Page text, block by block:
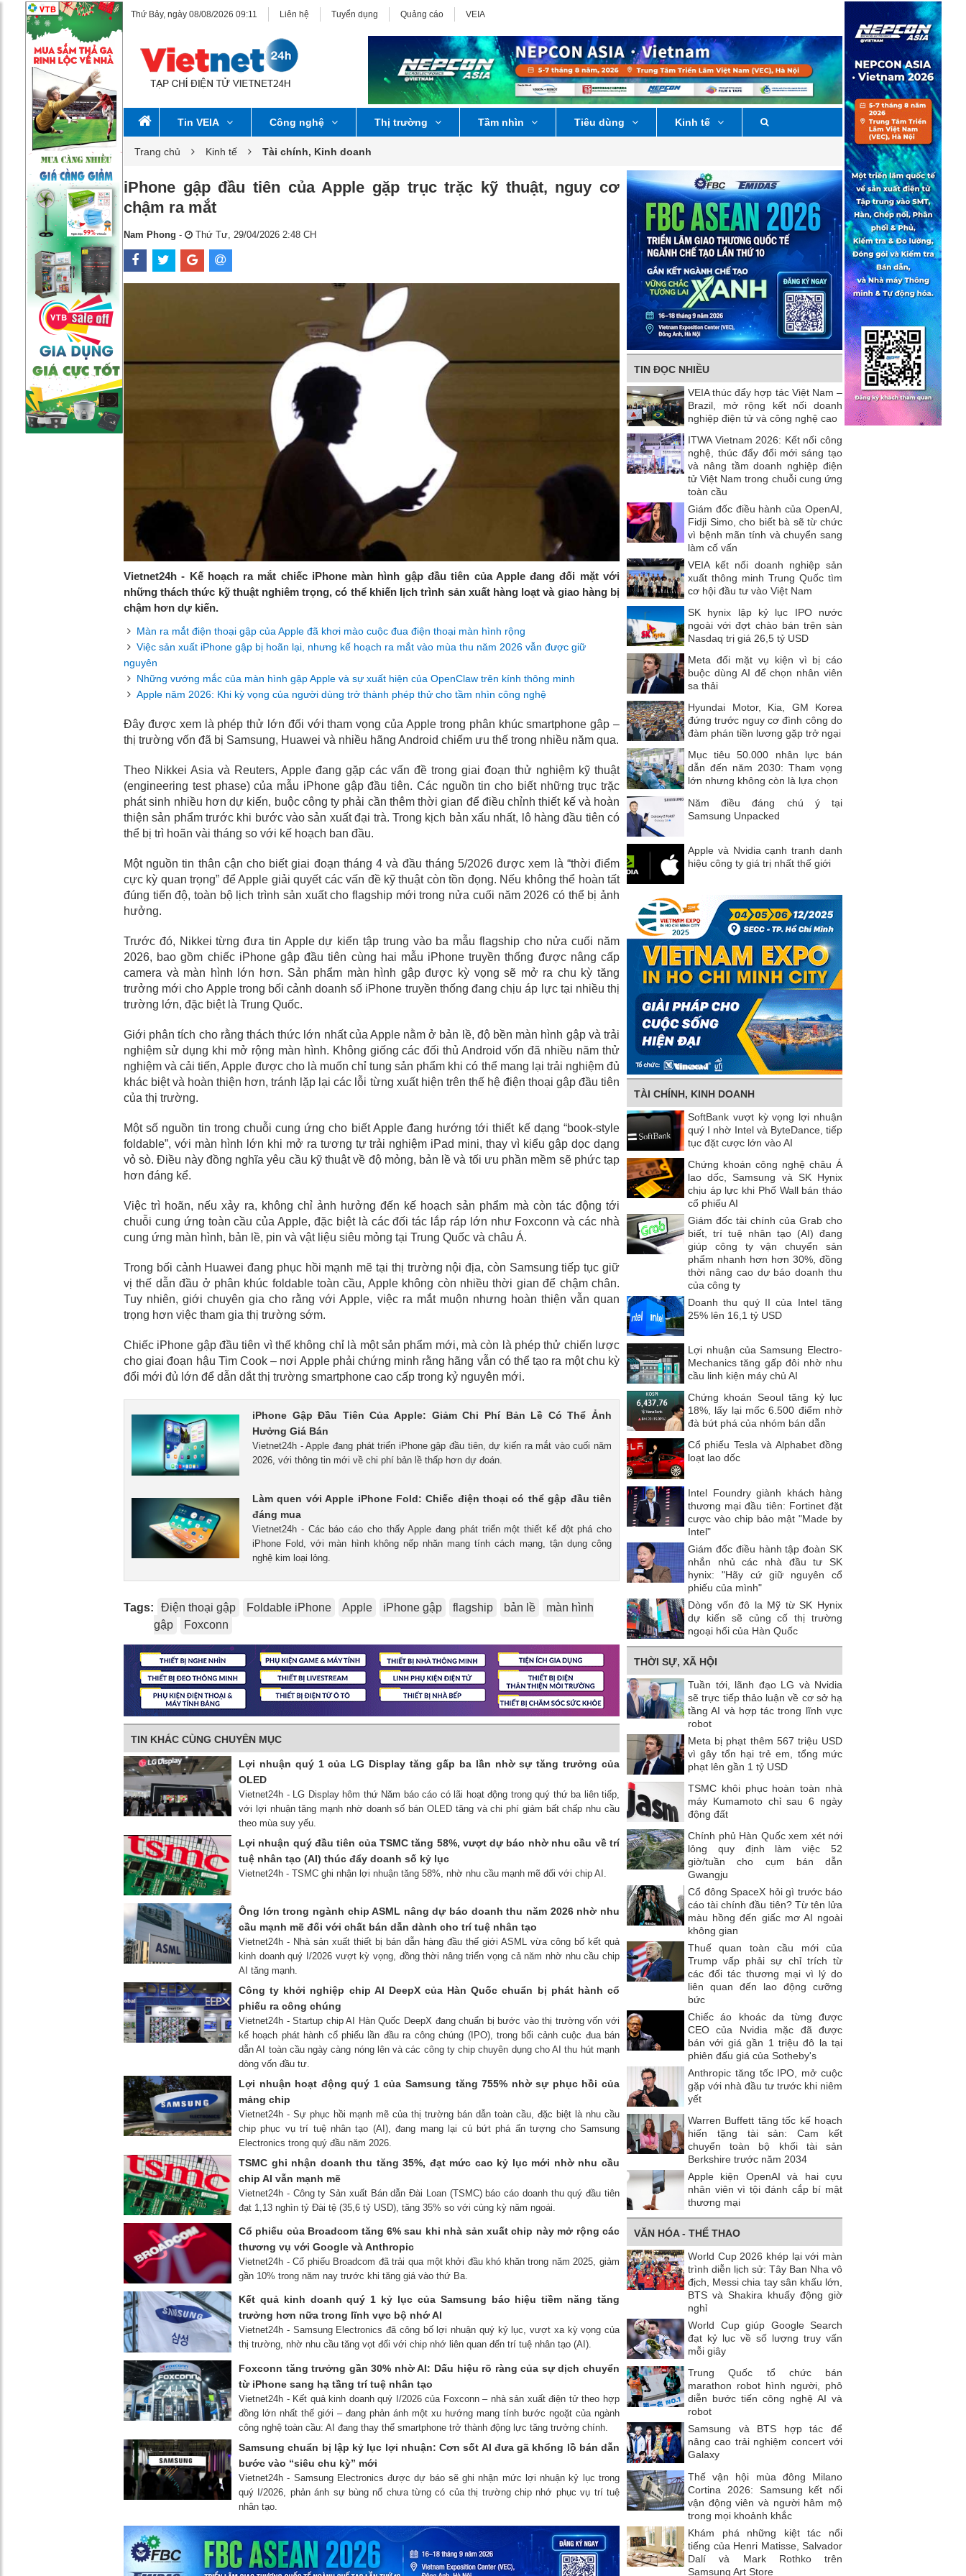
Thứ Bảy, ngày 08/08/2026 09:11 Liên hệ Tuyển dụng Quảng cáo VEIA
Tin VEIA Công nghệ Thị trường Tầm nhìn Tiêu dùng Kinh tế
Trang chủ Kinh tế Tài chính, Kinh doanh
iPhone gập đầu tiên của Apple gặp trục trặc kỹ thuật, nguy cơ
chậm ra mắt
Nam Phong - Thứ Tư, 29/04/2026 2:48 CH
Vietnet24h - Kế hoạch ra mắt chiếc iPhone màn hình gập đầu tiên của Apple đang đối mặt với
những thách thức kỹ thuật nghiêm trọng, có thể khiến lịch trình sản xuất hàng loạt và giao hàng bị
chậm hơn dự kiến.
Màn ra mắt điện thoại gập của Apple đã khơi mào cuộc đua điện thoại màn hình rộng
Việc sản xuất iPhone gập bị hoãn lại, nhưng kế hoạch ra mắt vào mùa thu năm 2026 vẫn được giữ
nguyên
Những vướng mắc của màn hình gập Apple và sự xuất hiện của OpenClaw trên kính thông minh
Apple năm 2026: Khi kỳ vọng của người dùng trở thành phép thử cho tầm nhìn công nghệ
Đây được xem là phép thử lớn đối với tham vọng của Apple trong phân khúc smartphone gập –
thị trường vốn đã bị Samsung, Huawei và nhiều hãng Android chiếm ưu thế trong nhiều năm qua.
Theo Nikkei Asia và Reuters, Apple đang gặp các vấn đề trong giai đoạn thử nghiệm kỹ thuật
(engineering test phase) của mẫu iPhone gập đầu tiên. Các nguồn tin cho biết những trục trặc
phát sinh nhiều hơn dự kiến, buộc công ty phải cần thêm thời gian để điều chỉnh thiết kế và hoàn
thiện sản phẩm trước khi bước vào sản xuất đại trà. Trong kịch bản xấu nhất, lô hàng đầu tiên có
thể bị trì hoãn vài tháng so với kế hoạch ban đầu.
Một nguồn tin thân cận cho biết giai đoạn tháng 4 và đầu tháng 5/2026 được xem là “thời điểm
cực kỳ quan trọng” để Apple giải quyết các vấn đề kỹ thuật còn tồn đọng. Nếu không thể hoàn tất
đúng tiến độ, toàn bộ lịch trình sản xuất cho flagship mới trong nửa cuối năm 2026 có thể bị ảnh
hưởng.
Trước đó, Nikkei từng đưa tin Apple dự kiến tập trung vào ba mẫu flagship cho nửa cuối năm
2026, bao gồm chiếc iPhone gập đầu tiên cùng hai mẫu iPhone truyền thống được nâng cấp
camera và màn hình lớn hơn. Sản phẩm màn hình gập được kỳ vọng sẽ mở ra chu kỳ tăng
trưởng mới cho Apple trong bối cảnh doanh số iPhone truyền thống đang chịu áp lực tại nhiều thị
trường lớn, đặc biệt là Trung Quốc.
Giới phân tích cho rằng thách thức lớn nhất của Apple nằm ở bản lề, độ bền màn hình gập và trải
nghiệm sử dụng khi mở rộng màn hình. Không giống các đối thủ Android vốn đã nhiều năm thử
nghiệm và cải tiến, Apple được cho là muốn chỉ tung sản phẩm khi có thể mang lại trải nghiệm đủ
khác biệt và hoàn thiện hơn, tránh lặp lại các lỗi từng xuất hiện trên thế hệ điện thoại gập đầu tiên
của thị trường.
Một số nguồn tin trong chuỗi cung ứng cho biết Apple đang hướng tới thiết kế dạng “book-style
foldable”, với màn hình lớn khi mở ra tương tự trải nghiệm iPad mini, thay vì kiểu gập dọc dạng
vỏ sò. Điều này đồng nghĩa yêu cầu kỹ thuật về độ mỏng, bản lề và tối ưu phần mềm sẽ phức tạp
hơn đáng kể.
Việc trì hoãn, nếu xảy ra, không chỉ ảnh hưởng đến kế hoạch sản phẩm mà còn tác động tới
chuỗi cung ứng toàn cầu của Apple, đặc biệt là các đối tác lắp ráp lớn như Foxconn và các nhà
cung ứng màn hình, bản lề, pin và vật liệu siêu mỏng tại Trung Quốc và châu Á.
Trong bối cảnh Huawei đang phục hồi mạnh mẽ tại thị trường nội địa, còn Samsung tiếp tục giữ
vị thế dẫn đầu ở phân khúc foldable toàn cầu, Apple không còn nhiều thời gian để chậm chân.
Tuy nhiên, giới chuyên gia cho rằng với Apple, việc ra mắt muộn nhưng hoàn thiện vẫn quan
trọng hơn việc tham gia thị trường sớm.
Chiếc iPhone gập đầu tiên vì thế không chỉ là một sản phẩm mới, mà còn là phép thử chiến lược
cho giai đoạn hậu Tim Cook – nơi Apple phải chứng minh rằng hãng vẫn có thể tạo ra một chu kỳ
đổi mới đủ lớn để dẫn dắt thị trường smartphone cao cấp trong kỷ nguyên mới.
iPhone Gập Đầu Tiên Của Apple: Giảm Chi Phí Bản Lề Có Thể Ảnh
Hưởng Giá Bán
Vietnet24h - Apple đang phát triển iPhone gập đầu tiên, dự kiến ra mắt vào cuối năm
2026, với thông tin mới về chi phí bản lề thấp hơn dự đoán.
Làm quen với Apple iPhone Fold: Chiếc điện thoại có thể gập đầu tiên
đáng mua
Vietnet24h - Các báo cáo cho thấy Apple đang phát triển một thiết kế đột phá cho
iPhone Fold, với màn hình không nếp nhăn mang tính cách mạng, tận dụng công
nghệ kim loại lỏng.
Tags: Điện thoại gập Foldable iPhone Apple iPhone gập flagship bản lề
màn hình
gập
Foxconn
TIN KHÁC CÙNG CHUYÊN MỤC
Lợi nhuận quý 1 của LG Display tăng gấp ba lần nhờ sự tăng trưởng của
OLED
Vietnet24h - LG Display hôm thứ Năm báo cáo có lãi hoạt động trong quý thứ ba liên tiếp,
với lợi nhuận tăng mạnh nhờ doanh số bán OLED tăng và chi phí giảm bất chấp nhu cầu
theo mùa suy yếu.
Lợi nhuận quý đầu tiên của TSMC tăng 58%, vượt dự báo nhờ nhu cầu về trí
tuệ nhân tạo (AI) thúc đẩy doanh số kỷ lục
Vietnet24h - TSMC ghi nhận lợi nhuận tăng 58%, nhờ nhu cầu mạnh mẽ đối với chip AI.
Ông lớn trong ngành chip ASML nâng dự báo doanh thu năm 2026 nhờ nhu
cầu mạnh mẽ đối với chất bán dẫn dành cho trí tuệ nhân tạo
Vietnet24h - Nhà sản xuất thiết bị bán dẫn hàng đầu thế giới ASML vừa công bố kết quả
kinh doanh quý I/2026 vượt kỳ vọng, đồng thời nâng triển vọng cả năm nhờ nhu cầu chip
AI tăng mạnh.
Công ty khởi nghiệp chip AI DeepX của Hàn Quốc chuẩn bị phát hành cổ
phiếu ra công chúng
Vietnet24h - Startup chip AI Hàn Quốc DeepX đang chuẩn bị bước vào thị trường vốn với
kế hoạch phát hành cổ phiếu lần đầu ra công chúng (IPO), trong bối cảnh cuộc đua bán
dẫn AI toàn cầu ngày càng nóng lên và các công ty chip chuyên dụng cho AI thu hút mạnh
dòng vốn đầu tư.
Lợi nhuận hoạt động quý 1 của Samsung tăng 755% nhờ sự phục hồi của
mảng chip
Vietnet24h - Sự phục hồi mạnh mẽ của thị trường bán dẫn toàn cầu, đặc biệt là nhu cầu
chip phục vụ trí tuệ nhân tạo (AI), đang mang lại cú bứt phá ấn tượng cho Samsung
Electronics trong quý đầu năm 2026.
TSMC ghi nhận doanh thu tăng 35%, đạt mức cao kỷ lục mới nhờ nhu cầu
chip AI vẫn mạnh mẽ
Vietnet24h - Công ty Sản xuất Bán dẫn Đài Loan (TSMC) báo cáo doanh thu quý đầu tiên
đạt 1,13 nghìn tỷ Đài tệ (35,6 tỷ USD), tăng 35% so với cùng kỳ năm ngoái.
Cổ phiếu của Broadcom tăng 6% sau khi nhà sản xuất chip này mở rộng các
thương vụ với Google và Anthropic
Vietnet24h - Cổ phiếu Broadcom đã trải qua một khởi đầu khó khăn trong năm 2025, giảm
gần 10% trong năm nay trước khi tăng giá vào thứ Ba.
Kết quả kinh doanh quý 1 kỷ lục của Samsung báo hiệu tiềm năng tăng
trưởng hơn nữa trong lĩnh vực bộ nhớ AI
Vietnet24h - Samsung Electronics đã công bố lợi nhuận quý kỷ lục, vượt xa kỳ vọng của
thị trường, nhờ nhu cầu tăng vọt đối với chip nhớ liên quan đến trí tuệ nhân tạo (AI).
Foxconn tăng trưởng gần 30% nhờ AI: Dấu hiệu rõ ràng của sự dịch chuyển
từ iPhone sang hạ tầng trí tuệ nhân tạo
Vietnet24h - Kết quả kinh doanh quý I/2026 của Foxconn – nhà sản xuất điện tử theo hợp
đồng lớn nhất thế giới – đang phản ánh một xu hướng mang tính bước ngoặt của ngành
công nghệ toàn cầu: AI đang thay thế smartphone trở thành động lực tăng trưởng chính.
Samsung chuẩn bị lập kỷ lục lợi nhuận: Cơn sốt AI đưa gã khổng lồ bán dẫn
bước vào “siêu chu kỳ” mới
Vietnet24h - Samsung Electronics được dự báo sẽ ghi nhận mức lợi nhuận kỷ lục trong
quý I/2026, phản ánh sự bùng nổ chưa từng có của thị trường chip nhớ phục vụ trí tuệ
nhân tạo.
TIN ĐỌC NHIỀU
VEIA thúc đẩy hợp tác Việt Nam –
Brazil, mở rộng kết nối doanh
nghiệp điện tử và công nghệ cao
ITWA Vietnam 2026: Kết nối công
nghệ, thúc đẩy đổi mới sáng tạo
và nâng tầm doanh nghiệp điện
tử Việt Nam trong chuỗi cung ứng
toàn cầu
Giám đốc điều hành của OpenAI,
Fidji Simo, cho biết bà sẽ từ chức
vì bệnh mãn tính và chuyển sang
làm cố vấn
VEIA kết nối doanh nghiệp sản
xuất thông minh Trung Quốc tìm
cơ hội đầu tư vào Việt Nam
SK hynix lập kỷ lục IPO nước
ngoài với đợt chào bán trên sàn
Nasdaq trị giá 26,5 tỷ USD
Meta đối mặt vụ kiện vì bị cáo
buộc dùng AI để chọn nhân viên
sa thải
Hyundai Motor, Kia, GM Korea
đứng trước nguy cơ đình công do
đàm phán tiền lương gặp trở ngại
Mục tiêu 50.000 nhân lực bán
dẫn đến năm 2030: Tham vọng
lớn nhưng không còn là lựa chọn
Năm điều đáng chú ý tại
Samsung Unpacked
Apple và Nvidia cạnh tranh danh
hiệu công ty giá trị nhất thế giới
TÀI CHÍNH, KINH DOANH
SoftBank vượt kỳ vọng lợi nhuận
quý I nhờ Intel và ByteDance, tiếp
tục đặt cược lớn vào AI
Chứng khoán công nghệ châu Á
lao dốc, Samsung và SK Hynix
chịu áp lực khi Phố Wall bán tháo
cổ phiếu AI
Giám đốc tài chính của Grab cho
biết, trí tuệ nhân tạo (AI) đang
giúp công ty vận chuyển sản
phẩm nhanh hơn hơn 30%, đồng
thời nâng cao dự báo doanh thu
của công ty
Doanh thu quý II của Intel tăng
25% lên 16,1 tỷ USD
Lợi nhuận của Samsung Electro-
Mechanics tăng gấp đôi nhờ nhu
cầu linh kiện máy chủ AI
Chứng khoán Seoul tăng kỷ lục
18%, lấy lại mốc 6.500 điểm nhờ
đà bứt phá của nhóm bán dẫn
Cổ phiếu Tesla và Alphabet đồng
loạt lao dốc
Intel Foundry giành khách hàng
thương mại đầu tiên: Fortinet đặt
cược vào chip bảo mật "Made by
Intel"
Giám đốc điều hành tập đoàn SK
nhắn nhủ các nhà đầu tư SK
hynix: "Hãy cứ giữ nguyên cổ
phiếu của mình"
Dòng vốn đô la Mỹ từ SK Hynix
dự kiến ​​sẽ củng cố thị trường
ngoại hối của Hàn Quốc
THỜI SỰ, XÃ HỘI
Tuần tới, lãnh đạo LG và Nvidia
sẽ trực tiếp thảo luận về cơ sở hạ
tầng AI và hợp tác trong lĩnh vực
robot
Meta bị phạt thêm 567 triệu USD
vì gây tổn hại trẻ em, tổng mức
phạt lên gần 1 tỷ USD
TSMC khôi phục hoàn toàn nhà
máy Kumamoto chỉ sau 6 ngày
động đất
Chính phủ Hàn Quốc xem xét nới
lỏng quy định làm việc 52
giờ/tuần cho cụm bán dẫn
Gwangju
Cổ đông SpaceX hỏi gì trước báo
cáo tài chính đầu tiên? Từ tên lửa
màu hồng đến giấc mơ AI ngoài
không gian
Thuế quan toàn cầu mới của
Trump vấp phải sự chỉ trích từ
các đối tác thương mại vì lý do
liên quan đến lao động cưỡng
bức
Chiếc áo khoác da từng được
CEO của Nvidia mặc đã được
bán với giá gần 1 triệu đô la tại
phiên đấu giá của Sotheby's
Anthropic tăng tốc IPO, mở cuộc
gặp với nhà đầu tư trước khi niêm
yết
Warren Buffett tăng tốc kế hoạch
hiến tặng tài sản: Cam kết
chuyển toàn bộ khối tài sản
Berkshire trước năm 2034
Apple kiện OpenAI và hai cựu
nhân viên vì tội đánh cắp bí mật
thương mại
VĂN HÓA - THỂ THAO
World Cup 2026 khép lại với màn
trình diễn lịch sử: Tây Ban Nha vô
địch, Messi chia tay sân khấu lớn,
BTS và Shakira khuấy động giờ
nghỉ
World Cup giúp Google Search
đạt kỷ lục về số lượng truy vấn
mỗi giây
Trung Quốc tổ chức bán
marathon robot hình người, phô
diễn bước tiến công nghệ AI và
robot
Samsung và BTS hợp tác để
nâng cao trải nghiệm concert với
Galaxy
Thế vận hội mùa đông Milano
Cortina 2026: Samsung kết nối
vận động viên và người hâm mộ
trong mọi khoảnh khắc
Khám phá những kiệt tác nổi
tiếng của Henri Matisse, Salvador
Dalí và Mark Rothko trên
Samsung Art Store